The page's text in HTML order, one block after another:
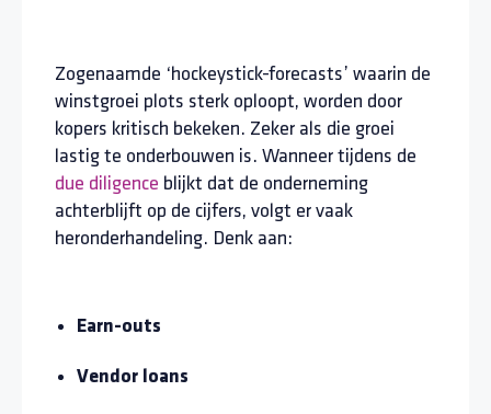
Zogenaamde ‘hockeystick-forecasts’ waarin de
winstgroei plots sterk oploopt, worden door
kopers kritisch bekeken. Zeker als die groei
lastig te onderbouwen is. Wanneer tijdens de
due diligence blijkt dat de onderneming
achterblijft op de cijfers, volgt er vaak
heronderhandeling. Denk aan:
Earn-outs
Vendor loans